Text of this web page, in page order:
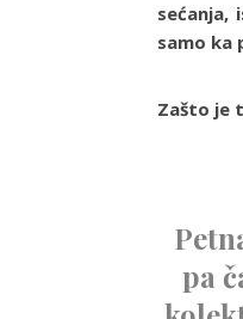
sećanja,
samo ka
Zašto je
pa